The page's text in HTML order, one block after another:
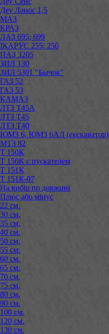
Деу Ланос 1,5
МАЗ
КРАЗ
ЛАЗ 695; 699
ІКАРУС 255; 256
ПАЗ 3205
ЗИЛ 130
ЗИЛ 5301 "Бычок"
ГАЗ 52
ГАЗ 53
КАМАЗ
ЛТЗ Т45А
ЛТЗ Т45
ЛТЗ Т40
ЮМЗ 6, ЮМЗ 6АЛ (екскаватор)
МТЗ 82
Т 150К
Т 150К с пускателем
Т 151К
Т 151К-07
На вибір по довжині
Плюс або мінус
22 см.
30 см.
35 см.
40 см.
50 см.
55 см.
60 см.
65 см.
70 см.
75 см.
80 см.
90 см.
100 см.
120 см.
130 см.